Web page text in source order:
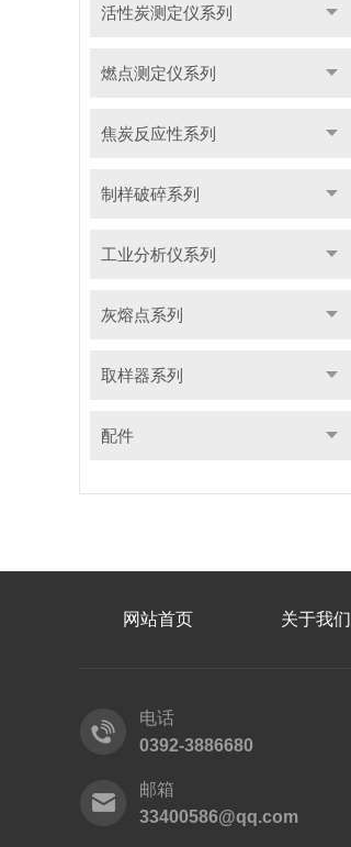
活性炭测定仪系列
燃点测定仪系列
焦炭反应性系列
制样破碎系列
工业分析仪系列
灰熔点系列
取样器系列
配件
网站首页 关于我们
电话
0392-3886680
邮箱
33400586@qq.com